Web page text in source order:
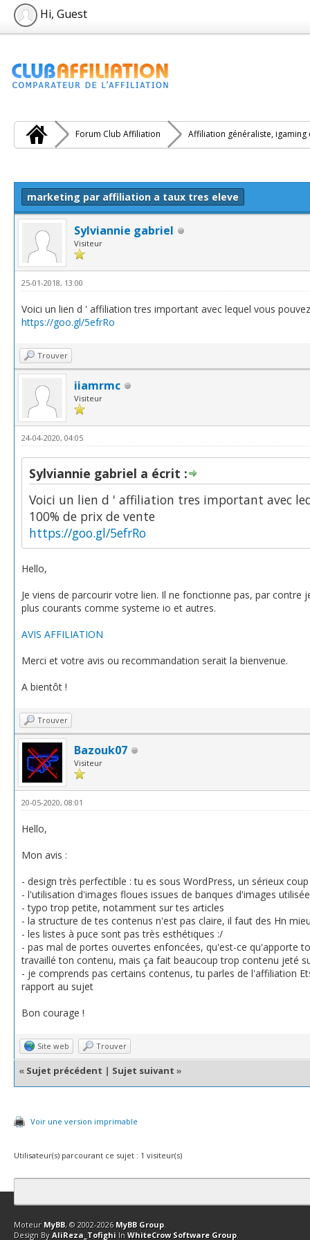
Hi, Guest
Forum Club Affiliation Affiliation généraliste, igaming
marketing par affiliation a taux tres eleve
Sylviannie gabriel
Visiteur
25-01-2018, 13:00
Voici un lien d ' affiliation tres important avec lequel vous
https://goo.gl/5efrRo
Trouver
iiamrmc
Visiteur
24-04-2020, 04:05
Sylviannie gabriel a écrit :
Voici un lien d ' affiliation tres important avec
100% de prix de vente
https://goo.gl/5efrRo
Hello,
Je viens de parcourir votre lien. Il ne fonctionne pas, par
plus courants comme systeme io et autres.
AVIS AFFILIATION
Merci et votre avis ou recommandation serait la bienvenue.
A bientôt !
Trouver
Bazouk07
Visiteur
20-05-2020, 08:01
Hello,
Mon avis :
- design très perfectible : tu es sous WordPress, un sérieux
- l'utilisation d'images floues issues de banques d'images
- typo trop petite, notamment sur tes articles
- la structure de tes contenus n'est pas claire, il faut des Hn
- les listes à puce sont pas très esthétiques :/
- pas mal de portes ouvertes enfoncées, qu'est-ce qu'apporte
travaillé ton contenu, mais ça fait beaucoup trop contenu jeté
- je comprends pas certains contenus, tu parles de l'affiliation
rapport au sujet
Bon courage !
Site web Trouver
« Sujet précédent | Sujet suivant »
Voir une version imprimable
Utilisateur(s) parcourant ce sujet : 1 visiteur(s)
Contact Club Affiliation Retourner en haut Version bas-débit
Moteur MyBB, © 2002-2026 MyBB Group.
Design By AliReza_Tofighi In WhiteCrow Software Group.